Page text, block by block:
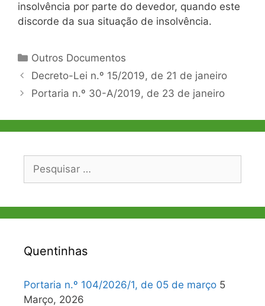
insolvência por parte do devedor, quando este
discorde da sua situação de insolvência.
Categorias
Outros Documentos
Navegação
de
Decreto-Lei n.º 15/2019, de 21 de janeiro
Portaria n.º 30-A/2019, de 23 de janeiro
Pesquisar
Quentinhas
Portaria n.º 104/2026/1, de 05 de março 5
Março, 2026